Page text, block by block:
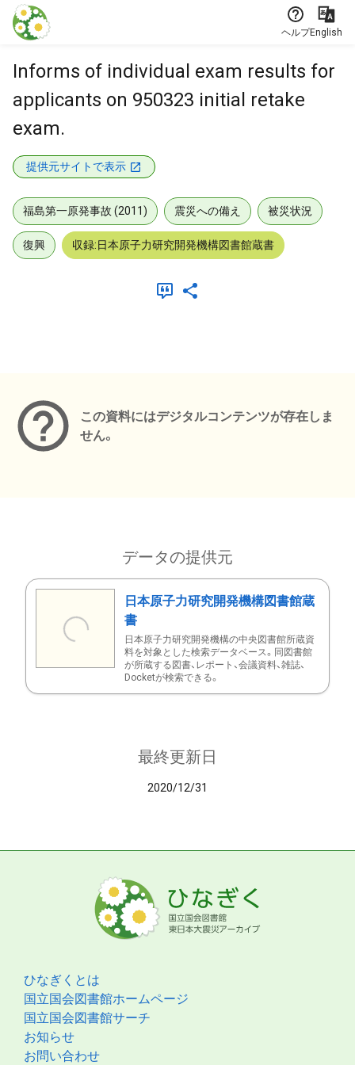
本文に飛ぶ
ヘルプEnglish
Informs of individual exam results for
applicants on 950323 initial retake
exam.
提供元サイトで表示
福島第一原発事故 (2011) 震災への備え 被災状況
復興 収録:日本原子力研究開発機構図書館蔵書
この資料にはデジタルコンテンツが存在しま
せん。
データの提供元
日本原子力研究開発機構図書館蔵
書
日本原子力研究開発機構の中央図書館所蔵資
料を対象とした検索データベース。同図書館
が所蔵する図書、レポート、会議資料、雑誌、
Docketが検索できる。
最終更新日
2020/12/31
ひなぎくとは
国立国会図書館ホームページ
国立国会図書館サーチ
お知らせ
お問い合わせ